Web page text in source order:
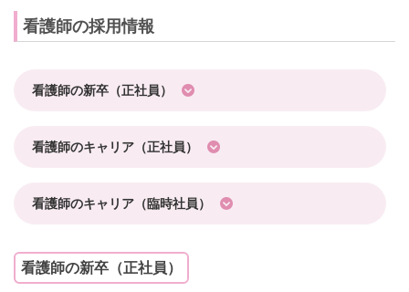
看護師の採用情報
看護師の新卒（正社員）
看護師のキャリア（正社員）
看護師のキャリア（臨時社員）
看護師の新卒（正社員）